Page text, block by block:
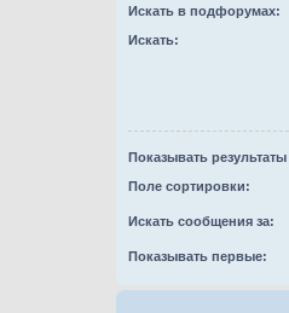
Искать в подфорумах:
Искать:
Показывать результаты
Поле сортировки:
Искать сообщения за:
Показывать первые: